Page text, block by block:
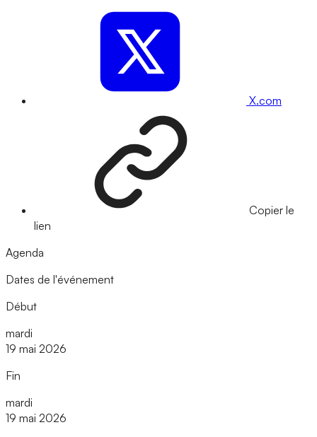
X.com
Copier le
lien
Agenda
Dates de l'événement
Début
mardi
19 mai 2026
Fin
mardi
19 mai 2026